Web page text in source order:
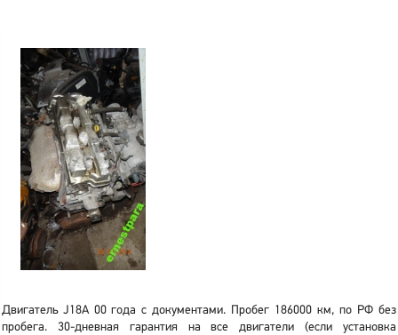
Двигатель J18A 00 года с документами. Пробег 186000 км, по РФ без
пробега. 30-дневная гарантия на все двигатели (если установка